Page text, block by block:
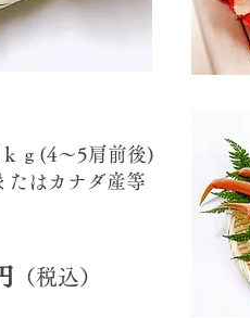
ｇ(4～5肩前後)
カナダ産等
（税込）